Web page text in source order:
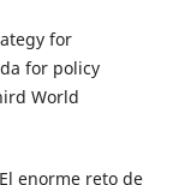
for
for policy
World
enorme reto de